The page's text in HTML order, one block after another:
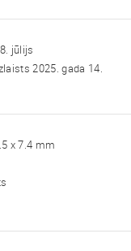
jūlijs
2025. gada 14.
x 7.4 mm